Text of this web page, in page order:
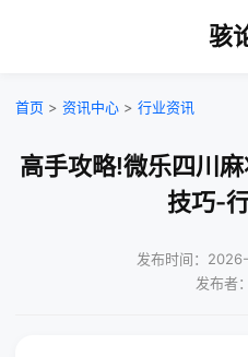
骇
首页 > 资讯中心 > 行业资讯
高手攻略!微乐四川
技巧-
发布时间：
发布者